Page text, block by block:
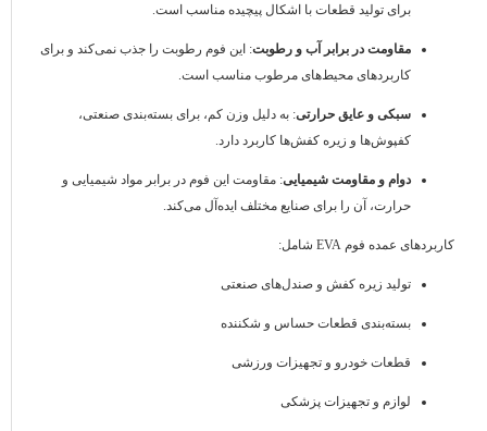
برای تولید قطعات با اشکال پیچیده مناسب است.
مقاومت در برابر آب و رطوبت: این فوم رطوبت را جذب نمی‌کند و برای
کاربردهای محیط‌های مرطوب مناسب است.
سبکی و عایق حرارتی: به دلیل وزن کم، برای بسته‌بندی صنعتی،
کفپوش‌ها و زیره کفش‌ها کاربرد دارد.
دوام و مقاومت شیمیایی: مقاومت این فوم در برابر مواد شیمیایی و
حرارت، آن را برای صنایع مختلف ایده‌آل می‌کند.
کاربردهای عمده فوم EVA شامل:
تولید زیره کفش و صندل‌های صنعتی
بسته‌بندی قطعات حساس و شکننده
قطعات خودرو و تجهیزات ورزشی
لوازم و تجهیزات پزشکی